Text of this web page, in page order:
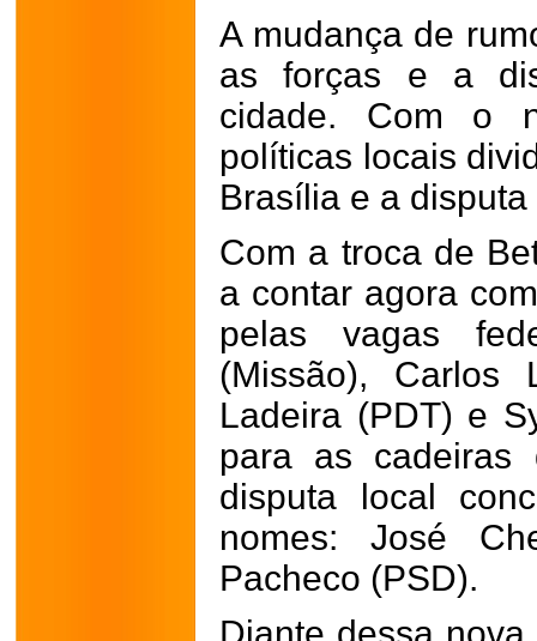
A mudança de
as forças e a
cidade. Com o
políticas locais
Brasília e a
Com a troca de
a contar agora
pelas vagas
(Missão), Carlos
Ladeira (PDT) e
para as cadeiras
disputa local
nomes: José
Pacheco (PSD).